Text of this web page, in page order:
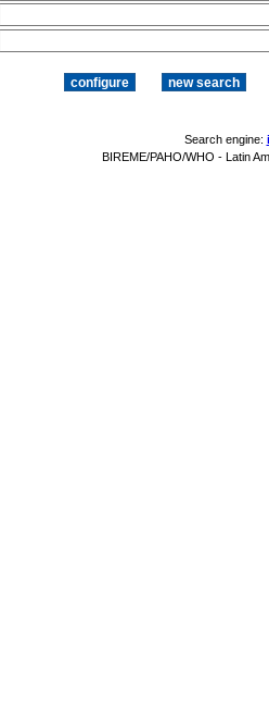
Search engine:
BIREME/PAHO/WHO - Latin